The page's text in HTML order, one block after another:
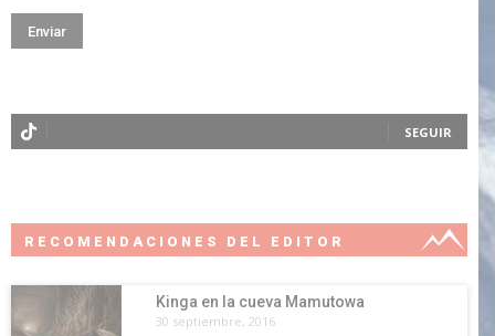
SEGUIR
RECOMENDACIONES DEL EDITOR
Kinga en la cueva Mamutowa
30 septiembre, 2016